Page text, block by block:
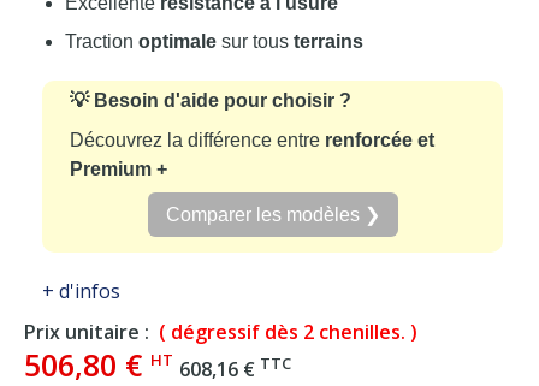
Traction optimale sur tous terrains
💡 Besoin d'aide pour choisir ?
Découvrez la différence entre renforcée et
Premium +
Comparer les modèles ❯
+ d'infos
Prix unitaire : ( dégressif dès 2 chenilles. )
506,80 € HT 608,16 € TTC